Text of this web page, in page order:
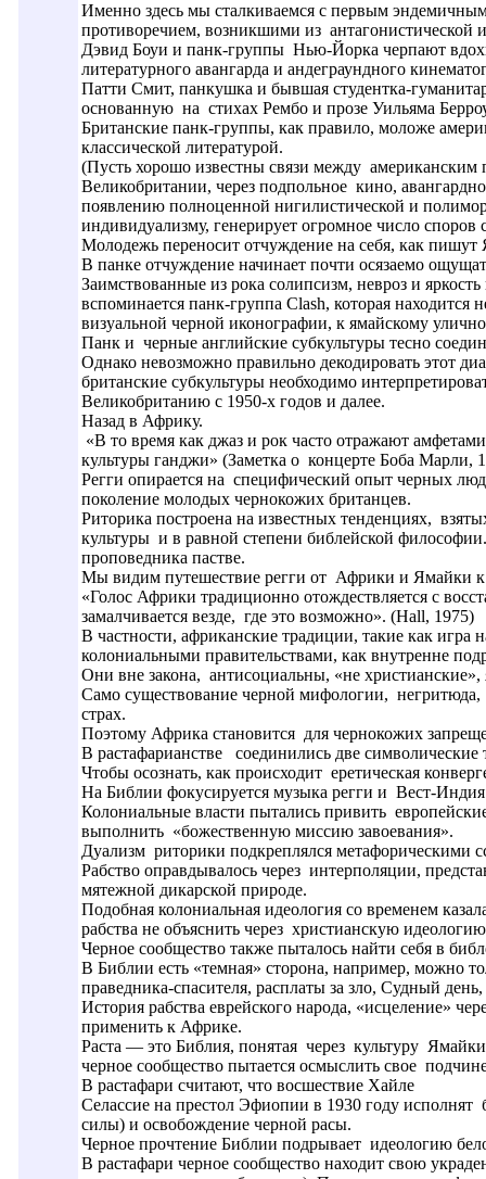
Именно здесь мы сталкиваемся с первым
противоречием, возникшими из антагонистической
Дэвид Боуи и панк-группы Нью-Йорка черпают
литературного авангарда и андеграундного
Патти Смит, панкушка и бывшая студентка-
основанную на стихах Рембо и прозе Уильяма
Британские панк-группы, как правило, моложе
классической литературой.
(Пусть хорошо известны связи между
Великобритании, через подпольное кино,
появлению полноценной нигилистической и
индивидуализму, генерирует огромное число
Молодежь переносит отчуждение на себя, как
В панке отчуждение начинает почти осязаемо
Заимствованные из рока солипсизм, невроз и
вспоминается панк-группа Clash, которая
визуальной черной иконографии, к ямайскому
Панк и черные английские субкультуры тесно
Однако невозможно правильно декодировать этот
британские субкультуры необходимо
Великобританию с 1950-х годов и далее.
Назад в Африку.
«В то время как джаз и рок часто отражают
культуры ганджи» (Заметка о концерте Боба Марли,
Регги опирается на специфический опыт черных
поколение молодых чернокожих британцев.
Риторика построена на известных тенденциях,
культуры и в равной степени библейской
проповедника пастве.
Мы видим путешествие регги от Африки и Ямайки к
«Голос Африки традиционно отождествляется с
замалчивается везде, где это возможно». (Hall, 1975)
В частности, африканские традиции, такие как
колониальными правительствами, как внутренне
Они вне закона, антисоциальны, «не христианские»,
Само существование черной мифологии, негритюда,
страх.
Поэтому Африка становится для чернокожих
В растафарианстве соединились две
Чтобы осознать, как происходит еретическая
На Библии фокусируется музыка регги и Вест-
Колониальные власти пытались привить
выполнить «божественную миссию завоевания».
Дуализм риторики подкреплялся метафорическими
Рабство оправдывалось через интерполяции,
мятежной дикарской природе.
Подобная колониальная идеология со временем
рабства не объяснить через христианскую
Черное сообщество также пыталось найти себя в
В Библии есть «темная» сторона, например, можно
праведника-спасителя, расплаты за зло, Судный
История рабства еврейского народа, «исцеление»
применить к Африке.
Раста — это Библия, понятая через культуру
черное сообщество пытается осмыслить свое
В растафари считают, что восшествие Хайле
Селассие на престол Эфиопии в 1930 году
силы) и освобождение черной расы.
Черное прочтение Библии подрывает идеологию
В растафари черное сообщество находит свою